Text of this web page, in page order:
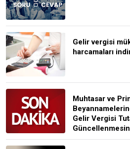
Gelir vergisi
harcamaları
Muhtasar ve
Gelir Vergisi